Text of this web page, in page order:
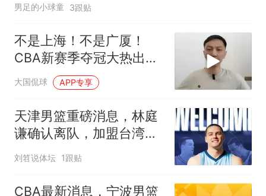
男足的小球童 3跟贴
不是上海！不是广厦！
CBA新赛季夺冠大热出
炉，辽粤被甩在身后
大国侃球 APP专享
天津男篮重磅消息，林庭
谦确认离队，加盟台湾省
联赛，刘东正式签约
刘笤说体坛 1跟贴
CBA最新消息，宁波男篮